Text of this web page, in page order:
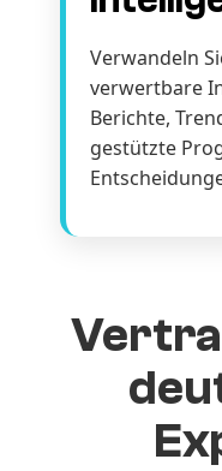
Verwandeln
verwertbare
Berichte,
gestützte